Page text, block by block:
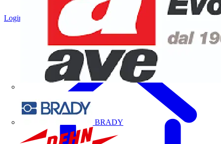
BRADY
Login